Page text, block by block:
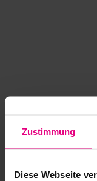
Zustimmung
Diese Webseite